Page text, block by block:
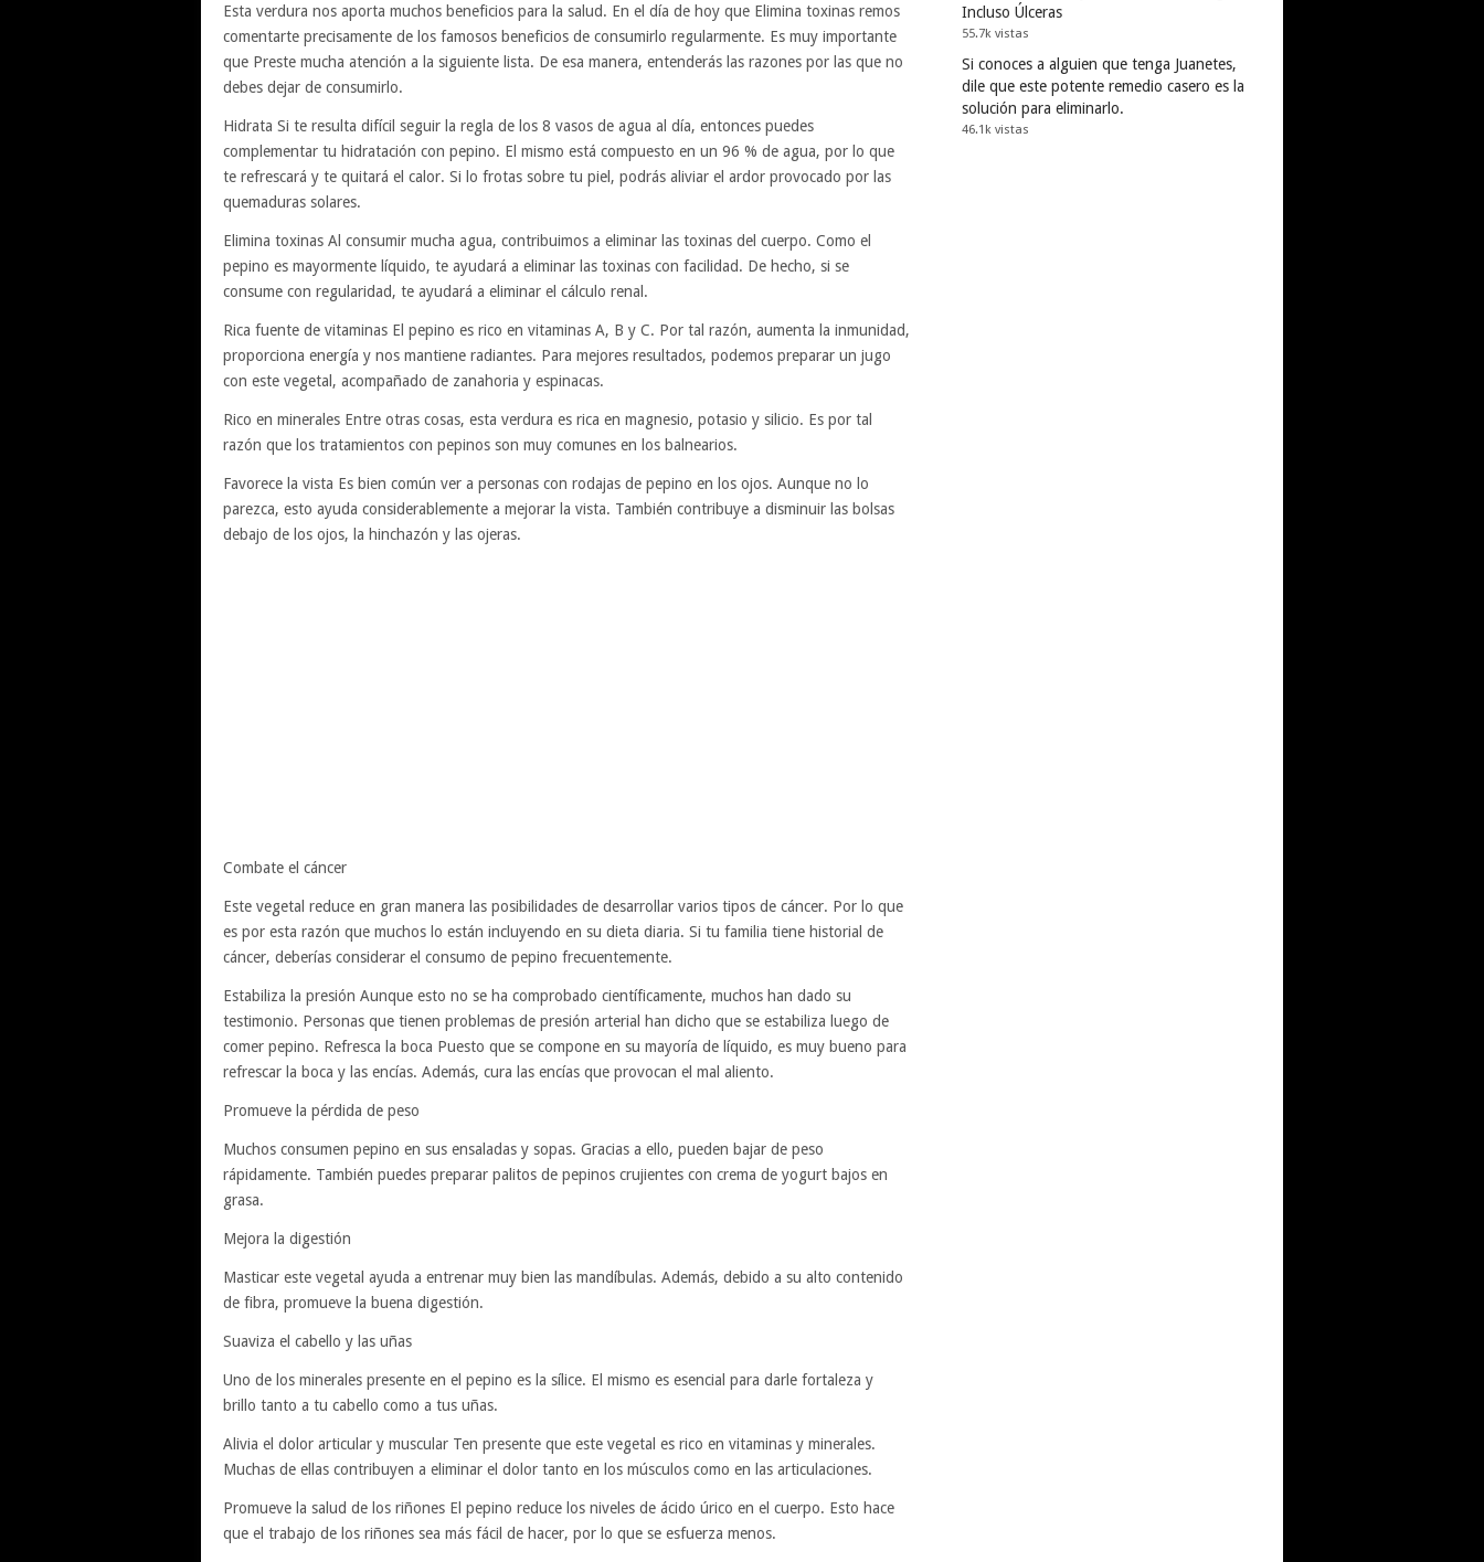
Esta verdura nos aporta muchos beneficios para la salud. En el día de hoy que Elimina toxinas remos
comentarte precisamente de los famosos beneficios de consumirlo regularmente. Es muy importante
que Preste mucha atención a la siguiente lista. De esa manera, entenderás las razones por las que no
debes dejar de consumirlo.
Hidrata Si te resulta difícil seguir la regla de los 8 vasos de agua al día, entonces puedes
complementar tu hidratación con pepino. El mismo está compuesto en un 96 % de agua, por lo que
te refrescará y te quitará el calor. Si lo frotas sobre tu piel, podrás aliviar el ardor provocado por las
quemaduras solares.
Elimina toxinas Al consumir mucha agua, contribuimos a eliminar las toxinas del cuerpo. Como el
pepino es mayormente líquido, te ayudará a eliminar las toxinas con facilidad. De hecho, si se
consume con regularidad, te ayudará a eliminar el cálculo renal.
Rica fuente de vitaminas El pepino es rico en vitaminas A, B y C. Por tal razón, aumenta la inmunidad,
proporciona energía y nos mantiene radiantes. Para mejores resultados, podemos preparar un jugo
con este vegetal, acompañado de zanahoria y espinacas.
Rico en minerales Entre otras cosas, esta verdura es rica en magnesio, potasio y silicio. Es por tal
razón que los tratamientos con pepinos son muy comunes en los balnearios.
Favorece la vista Es bien común ver a personas con rodajas de pepino en los ojos. Aunque no lo
parezca, esto ayuda considerablemente a mejorar la vista. También contribuye a disminuir las bolsas
debajo de los ojos, la hinchazón y las ojeras.
Combate el cáncer
Este vegetal reduce en gran manera las posibilidades de desarrollar varios tipos de cáncer. Por lo que
es por esta razón que muchos lo están incluyendo en su dieta diaria. Si tu familia tiene historial de
cáncer, deberías considerar el consumo de pepino frecuentemente.
Estabiliza la presión Aunque esto no se ha comprobado científicamente, muchos han dado su
testimonio. Personas que tienen problemas de presión arterial han dicho que se estabiliza luego de
comer pepino. Refresca la boca Puesto que se compone en su mayoría de líquido, es muy bueno para
refrescar la boca y las encías. Además, cura las encías que provocan el mal aliento.
Promueve la pérdida de peso
Muchos consumen pepino en sus ensaladas y sopas. Gracias a ello, pueden bajar de peso
rápidamente. También puedes preparar palitos de pepinos crujientes con crema de yogurt bajos en
grasa.
Mejora la digestión
Masticar este vegetal ayuda a entrenar muy bien las mandíbulas. Además, debido a su alto contenido
de fibra, promueve la buena digestión.
Suaviza el cabello y las uñas
Uno de los minerales presente en el pepino es la sílice. El mismo es esencial para darle fortaleza y
brillo tanto a tu cabello como a tus uñas.
Alivia el dolor articular y muscular Ten presente que este vegetal es rico en vitaminas y minerales.
Muchas de ellas contribuyen a eliminar el dolor tanto en los músculos como en las articulaciones.
Promueve la salud de los riñones El pepino reduce los niveles de ácido úrico en el cuerpo. Esto hace
que el trabajo de los riñones sea más fácil de hacer, por lo que se esfuerza menos.
Incluso Úlceras
55.7k vistas
Si conoces a alguien que tenga Juanetes,
dile que este potente remedio casero es la
solución para eliminarlo.
46.1k vistas